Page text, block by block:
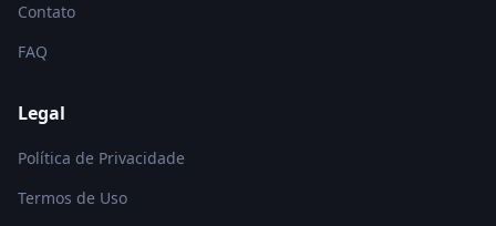
Contato
FAQ
Legal
Política de Privacidade
Termos de Uso